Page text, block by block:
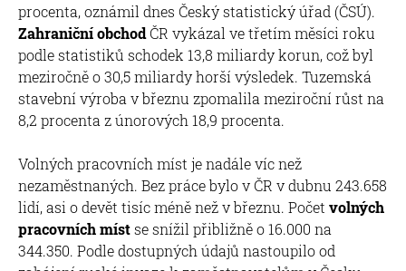
procenta, oznámil dnes Český statistický úřad (ČSÚ).
Zahraniční obchodČR vykázal ve třetím měsíci roku
podle statistiků schodek 13,8 miliardy korun, což byl
meziročně o 30,5 miliardy horší výsledek. Tuzemská
stavební výroba v březnu zpomalila meziroční růst na
8,2 procenta z únorových 18,9 procenta.
Volných pracovních míst je nadále víc než
nezaměstnaných. Bez práce bylo v ČR v dubnu 243.658
lidí, asi o devět tisíc méně než v březnu. Počet volných
pracovních místse snížil přibližně o 16.000 na
344.350. Podle dostupných údajů nastoupilo od